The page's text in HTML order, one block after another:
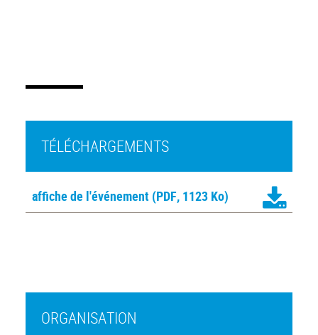
TÉLÉCHARGEMENTS
affiche de l'événement (PDF, 1123 Ko)
ORGANISATION